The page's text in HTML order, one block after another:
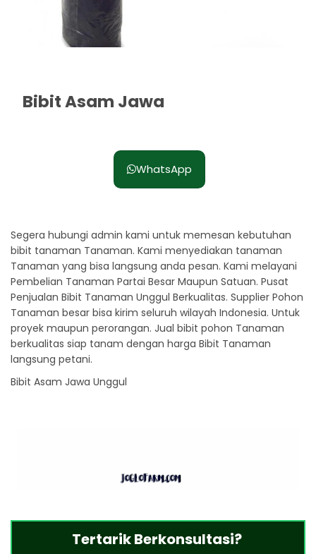
Bibit Asam Jawa
WhatsApp
Segera hubungi admin kami untuk memesan kebutuhan
bibit tanaman Tanaman. Kami menyediakan tanaman
Tanaman yang bisa langsung anda pesan. Kami melayani
Pembelian Tanaman Partai Besar Maupun Satuan. Pusat
Penjualan Bibit Tanaman Unggul Berkualitas. Supplier Pohon
Tanaman besar bisa kirim seluruh wilayah Indonesia. Untuk
proyek maupun perorangan. Jual bibit pohon Tanaman
berkualitas siap tanam dengan harga Bibit Tanaman
langsung petani.
Bibit Asam Jawa Unggul
Tertarik Berkonsultasi?